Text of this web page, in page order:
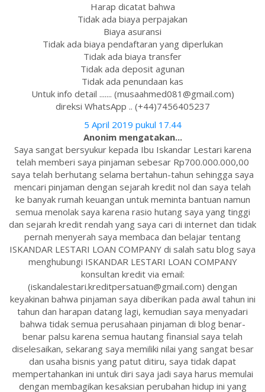
Harap dicatat bahwa
Tidak ada biaya perpajakan
Biaya asuransi
Tidak ada biaya pendaftaran yang diperlukan
Tidak ada biaya transfer
Tidak ada deposit agunan
Tidak ada penundaan kas
Untuk info detail ....... (musaahmed081@gmail.com)
direksi WhatsApp .. (+44)7456405237
5 April 2019 pukul 17.44
Anonim mengatakan...
Saya sangat bersyukur kepada Ibu Iskandar Lestari karena
telah memberi saya pinjaman sebesar Rp700.000.000,00
saya telah berhutang selama bertahun-tahun sehingga saya
mencari pinjaman dengan sejarah kredit nol dan saya telah
ke banyak rumah keuangan untuk meminta bantuan namun
semua menolak saya karena rasio hutang saya yang tinggi
dan sejarah kredit rendah yang saya cari di internet dan tidak
pernah menyerah saya membaca dan belajar tentang
ISKANDAR LESTARI LOAN COMPANY di salah satu blog saya
menghubungi ISKANDAR LESTARI LOAN COMPANY
konsultan kredit via email:
(iskandalestari.kreditpersatuan@gmail.com) dengan
keyakinan bahwa pinjaman saya diberikan pada awal tahun ini
tahun dan harapan datang lagi, kemudian saya menyadari
bahwa tidak semua perusahaan pinjaman di blog benar-
benar palsu karena semua hautang finansial saya telah
diselesaikan, sekarang saya memiliki nilai yang sangat besar
dan usaha bisnis yang patut ditiru, saya tidak dapat
mempertahankan ini untuk diri saya jadi saya harus memulai
dengan membagikan kesaksian perubahan hidup ini yang